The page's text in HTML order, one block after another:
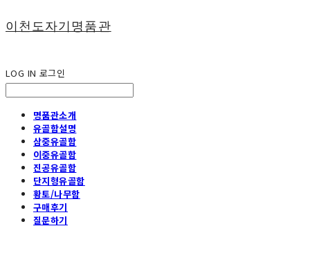
이천도자기명품관
LOG IN 로그인
명품관소개
유골함설명
삼중유골함
이중유골함
진공유골함
단지형유골함
황토/나무함
구매후기
질문하기